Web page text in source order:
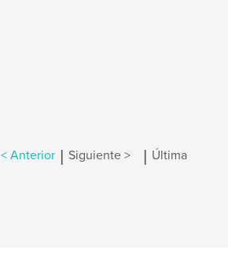
< Anterior | Siguiente > | Última